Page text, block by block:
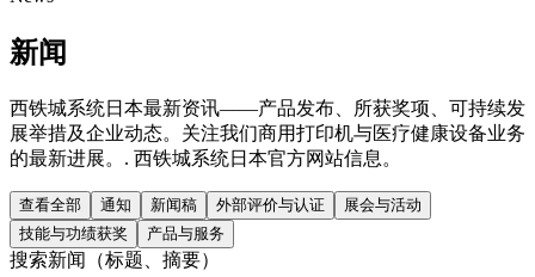
新闻
西铁城系统日本最新资讯——产品发布、所获奖项、可持续发
展举措及企业动态。关注我们商用打印机与医疗健康设备业务
的最新进展。. 西铁城系统日本官方网站信息。
查看全部 通知 新闻稿 外部评价与认证
展会与活动
技能与功绩获奖
产品与服务
搜索新闻（标题、摘要）